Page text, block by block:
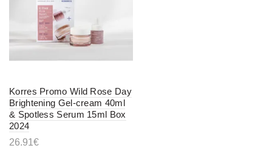
Korres Promo Wild Rose Day
Brightening Gel-cream 40ml
& Spotless Serum 15ml Box
2024
26.91 €